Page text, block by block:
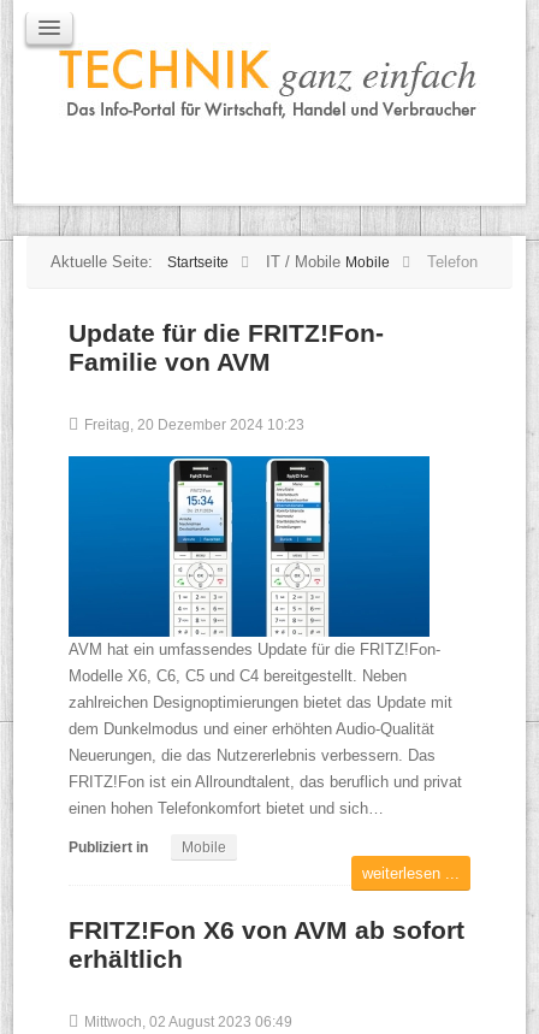
Mobile
IT
TK
Aktuelle Seite: Startseite IT / Mobile Mobile Telefon
Update für die FRITZ!Fon-
Familie von AVM
Freitag, 20 Dezember 2024 10:23
AVM hat ein umfassendes Update für die FRITZ!Fon-
Modelle X6, C6, C5 und C4 bereitgestellt. Neben
zahlreichen Designoptimierungen bietet das Update mit
dem Dunkelmodus und einer erhöhten Audio-Qualität
Neuerungen, die das Nutzererlebnis verbessern. Das
FRITZ!Fon ist ein Allroundtalent, das beruflich und privat
einen hohen Telefonkomfort bietet und sich…
Publiziert in Mobile
weiterlesen ...
FRITZ!Fon X6 von AVM ab sofort
erhältlich
Mittwoch, 02 August 2023 06:49